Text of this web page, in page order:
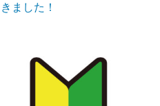
きました！